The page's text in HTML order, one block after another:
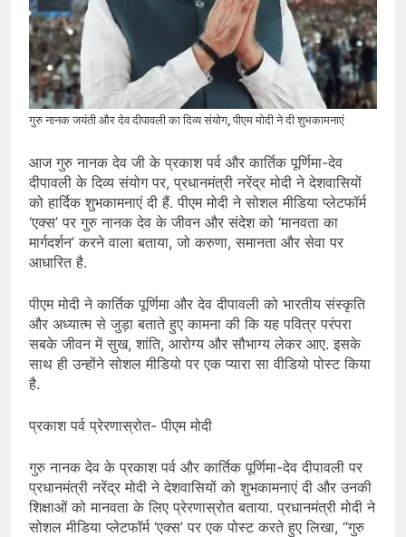
Scheme को मंजूरी दी, खेल ढाँचे को मजबूत
करने के लिए ₹36,441 करोड़ का बड़ा
प्रावधान
August 1, 2026
कॉमनवेल्थ गेम्स 2026 में आज भारत के लिए
बॉक्सिंग, एथलेटिक्स, पैरा एथलेटिक्स और जूडो
में कई पदक मुकाबले, स्वर्ण पर निगाहें
August 1, 2026
MCC जल्द जारी करेगा NEET UG 2026
काउंसलिंग शेड्यूल, लाखों अभ्यर्थियों का
गुरु नानक जयंती और देव दीपावली का दिव्य संयोग, पीएम मोदी ने दी शुभकामनाएं
आज गुरु नानक देव जी के प्रकाश पर्व और कार्तिक पूर्णिमा-देव
दीपावली के दिव्य संयोग पर, प्रधानमंत्री नरेंद्र मोदी ने देशवासियों
को हार्दिक शुभकामनाएं दी हैं. पीएम मोदी ने सोशल मीडिया प्लेटफॉर्म
‘एक्स’ पर गुरु नानक देव के जीवन और संदेश को ‘मानवता का
मार्गदर्शन’ करने वाला बताया, जो करुणा, समानता और सेवा पर
आधारित है.
पीएम मोदी ने कार्तिक पूर्णिमा और देव दीपावली को भारतीय संस्कृति
और अध्यात्म से जुड़ा बताते हुए कामना की कि यह पवित्र परंपरा
सबके जीवन में सुख, शांति, आरोग्य और सौभाग्य लेकर आए. इसके
साथ ही उन्होंने सोशल मीडियो पर एक प्यारा सा वीडियो पोस्ट किया
है.
प्रकाश पर्व प्रेरणास्रोत- पीएम मोदी
गुरु नानक देव के प्रकाश पर्व और कार्तिक पूर्णिमा-देव दीपावली पर
प्रधानमंत्री नरेंद्र मोदी ने देशवासियों को शुभकामनाएं दी और उनकी
शिक्षाओं को मानवता के लिए प्रेरणास्रोत बताया. प्रधानमंत्री मोदी ने
सोशल मीडिया प्लेटफॉर्म ‘एक्स’ पर एक पोस्ट करते हुए लिखा, “गुरु